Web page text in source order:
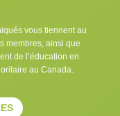
vous tiennent au
membres, ainsi que
de l’éducation en
au Canada.